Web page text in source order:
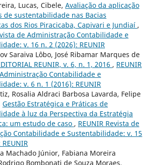
Lucas, Cibele, Avaliação da aplicação
de sustentabilidade nas Bacias
dos Rios Piracicaba, Capivari e Jundiaí ,
de Administração Contabilidade e
v. 16 n. 2 (2026): REUNIR
Saraiva Lôbo, José Ribamar Marques de
REUNIR, v. 6, n. 1, 2016 , REUNIR
Contabilidade e
v. 6 n. 1 (2016): REUNIR
Rosalia Aldraci Barbosa Lavarda, Felipe
Gestão Estratégica e Práticas de
à luz da Perspectiva da Estratégia
um estudo de caso , REUNIR Revista de
Contabilidade e Sustentabilidade: v. 15
Machado Júnior, Fabiana Moreira
Bombonati de Souza Moraes,